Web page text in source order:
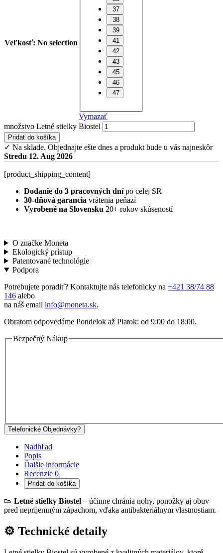
Veľkosť: No selection
37
38
39
41
42
43
45
46
47
Vymazať
množstvo Letné stielky Biostel
Pridať do košíka
✓ Na sklade. Objednajte ešte dnes a produkt bude u vás najneskôr
Stredu 12. Aug 2026
[product_shipping_content]
Dodanie do 3 pracovných dnípo celej SR
30-dňová garancia vrátenia peňazí
Vyrobené na Slovensku 20+ rokov skúseností
O značke Moneta
Ekologický prístup
Patentované technológie
Podpora
Potrebujete poradiť? Kontaktujte nás telefonicky na +421 38/74 88
146 alebo
na náš email info@moneta.sk.
Obratom odpovedáme Pondelok až Piatok: od 9:00 do 18:00.
Bezpečný Nákup
Telefonické Objednávky?
Nadhľad
Popis
Ďalšie informácie
Recenzie 0
Pridať do košíka
👟 Letné stielky Biostel – účinne chránia nohy, ponožky aj obuv
pred nepríjemným zápachom, vďaka antibakteriálnym vlastnostiam.
⚙ Technické detaily